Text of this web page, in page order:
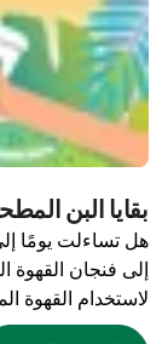
بقايا البن
هل تساءلت يومًا
إلى فنجان القهوة
لاستخدام القهوة